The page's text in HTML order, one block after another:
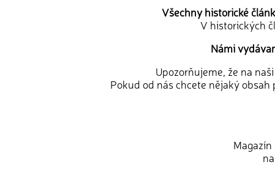
Všechny historické
V historických
Námi
Upozorňujeme, že na
Pokud od nás chcete nějaký